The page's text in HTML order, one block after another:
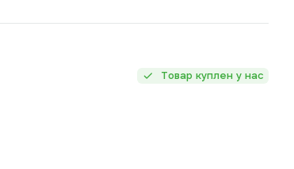
Товар куплен у нас